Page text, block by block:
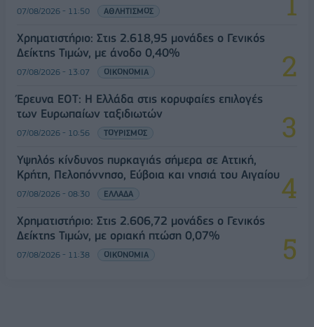
07/08/2026 - 11:50 ΑΘΛΗΤΙΣΜΟΣ
Χρηματιστήριο: Στις 2.618,95 μονάδες ο Γενικός
Δείκτης Τιμών, με άνοδο 0,40%
07/08/2026 - 13:07 ΟΙΚΟΝΟΜΙΑ
Έρευνα ΕΟΤ: Η Ελλάδα στις κορυφαίες επιλογές
των Ευρωπαίων ταξιδιωτών
07/08/2026 - 10:56 ΤΟΥΡΙΣΜΟΣ
Υψηλός κίνδυνος πυρκαγιάς σήμερα σε Αττική,
Κρήτη, Πελοπόννησο, Εύβοια και νησιά του Αιγαίου
07/08/2026 - 08:30 ΕΛΛΑΔΑ
Χρηματιστήριο: Στις 2.606,72 μονάδες ο Γενικός
Δείκτης Τιμών, με οριακή πτώση 0,07%
07/08/2026 - 11:38 ΟΙΚΟΝΟΜΙΑ